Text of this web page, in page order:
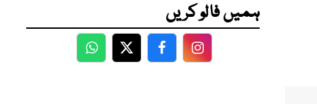
ہمیں فالو کریں
WhatsApp
TwitterFacebookFacebook